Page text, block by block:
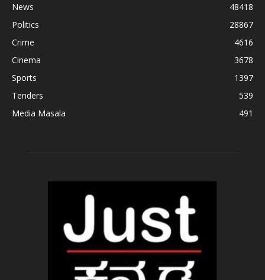
News
48418
Politics
28867
Crime
4616
Cinema
3678
Sports
1397
Tenders
539
Media Masala
491